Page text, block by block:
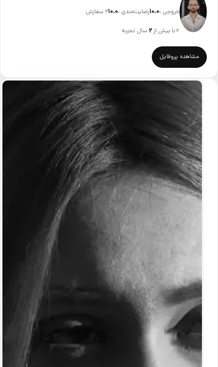
خروجی :۱۰.۰رضایت‌مندی :۱۰.۰2 سفارش
⭐با بیش از۲ سال تجربه
مشاهده پروفایل